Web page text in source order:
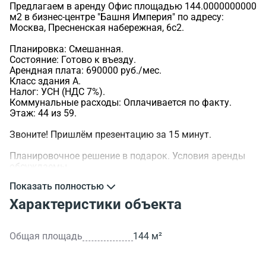
Предлагаем в аренду Офис площадью 144.0000000000
м2 в бизнес-центре "Башня Империя" по адресу:
Москва, Пресненская набережная, 6с2.
Планировка: Смешанная.
Состояние: Готово к въезду.
Арендная плата: 690000 руб./мес.
Класс здания A.
Налог: УСН (НДС 7%).
Коммунальные расходы: Оплачивается по факту.
Этаж: 44 из 59.
Звоните! Пришлём презентацию за 15 минут.
Планировочное решение в подарок. Условия аренды
обсуждаемы.
>ID объекта - 105704.
Показать полностью
Характеристики объекта
Общая площадь 144 м²